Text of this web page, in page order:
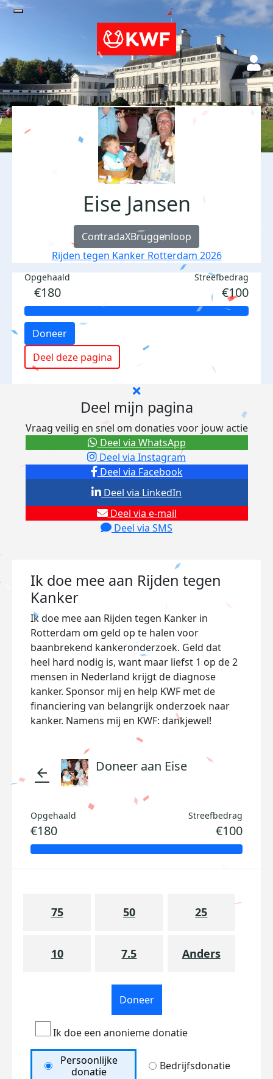
Eise Jansen
ContradaXBruggenloop
Rijden tegen Kanker Rotterdam 2026
Opgehaald
€180
Streefbedrag
€100
Doneer
Deel deze pagina
Deel mijn pagina
Vraag veilig en snel om donaties voor jouw actie
Deel via Facebook
Deel via Instagram
Deel via e-mail
Deel via SMS
Deel via LinkedIn
Deel via WhatsApp
Ik doe mee aan Rijden tegen
Kanker
Ik doe mee aan Rijden tegen Kanker in
Rotterdam om geld op te halen voor
baanbrekend kankeronderzoek. Geld dat
heel hard nodig is, want maar liefst 1 op de 2
mensen in Nederland krijgt de diagnose
kanker. Sponsor mij en help KWF met de
financiering van belangrijk onderzoek naar
kanker. Namens mij en KWF: dankjewel!
arrow_back Doneer aan Eise
Opgehaald
€180
Streefbedrag
€100
75 50 25
10 7.5 Anders
Doneer
Ik doe een anonieme donatie
Persoonlijke
donatie
Bedrijfsdonatie